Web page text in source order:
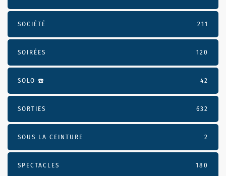
SOCIÉTÉ 211
SOIRÉES 120
SOLO ☎️ 42
SORTIES 632
SOUS LA CEINTURE 2
SPECTACLES 180